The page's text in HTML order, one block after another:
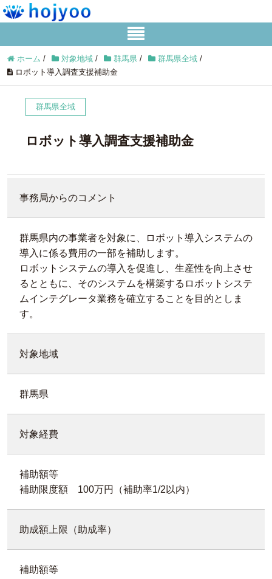
ホーム / 対象地域 / 群馬県 / 群馬県全域 /
ロボット導入調査支援補助金
群馬県全域
ロボット導入調査支援補助金
事務局からのコメント
群馬県内の事業者を対象に、ロボット導入システムの
導入に係る費用の一部を補助します。
ロボットシステムの導入を促進し、生産性を向上させ
るとともに、そのシステムを構築するロボットシステ
ムインテグレータ業務を確立することを目的としま
す。
対象地域
群馬県
対象経費
補助額等
補助限度額 100万円（補助率1/2以内）
助成額上限（助成率）
補助額等